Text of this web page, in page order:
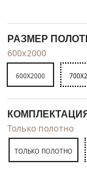
РАЗМЕР
600x2000
600X2000
Только полотно
ТОЛЬКО ПОЛОТНО